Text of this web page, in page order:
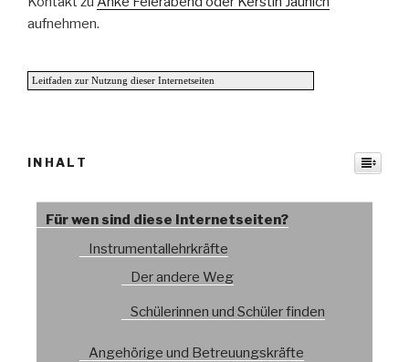
aufnehmen.
Leitfaden zur Nutzung dieser Internetseiten
INHALT
Für wen sind diese Internetseiten?
Instrumentallehrkräfte
Der andere Weg
Schülerinnen und Schüler finden
Angehörige und Betreuungskräfte